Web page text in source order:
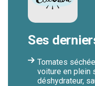
Ses
Tomates
voiture en plein
déshydrateur,